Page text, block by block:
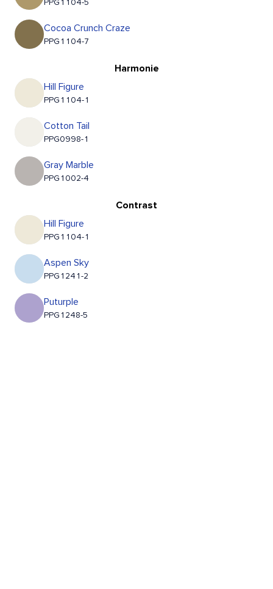
PPG1104-5
Cocoa Crunch Craze
PPG1104-7
Harmonie
Hill Figure
PPG1104-1
Cotton Tail
PPG0998-1
Gray Marble
PPG1002-4
Contrast
Hill Figure
PPG1104-1
Aspen Sky
PPG1241-2
Puturple
PPG1248-5